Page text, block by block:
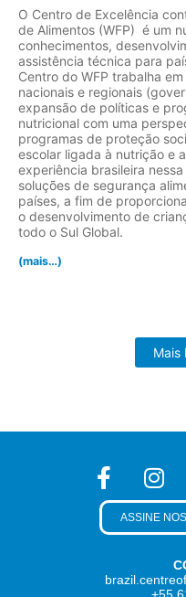
O Centro de Excelência
de Alimentos (WFP) é um
conhecimentos,
assistência técnica para
Centro do WFP trabalha
nacionais e regionais
expansão de políticas e
nutricional com uma
programas de proteção
escolar ligada à nutrição e
experiência brasileira
soluções de segurança
países, a fim de
o desenvolvimento de
todo o Sul Global.
(mais…)
Mais
ASSINE